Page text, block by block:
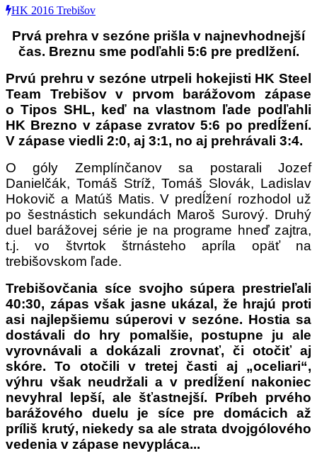
HK 2016 Trebišov
Prvá prehra v sezóne prišla v najnevhodnejší
čas. Breznu sme podľahli 5:6 pre predlžení.
Prvú prehru v sezóne utrpeli hokejisti HK Steel
Team Trebišov v prvom barážovom zápase
o Tipos SHL, keď na vlastnom ľade podľahli
HK Brezno v zápase zvratov 5:6 po predĺžení.
V zápase viedli 2:0, aj 3:1, no aj prehrávali 3:4.
O góly Zemplínčanov sa postarali Jozef
Danielčák, Tomáš Stríž, Tomáš Slovák, Ladislav
Hokovič a Matúš Matis. V predĺžení rozhodol už
po šestnástich sekundách Maroš Surový. Druhý
duel barážovej série je na programe hneď zajtra,
t.j. vo štvrtok štrnásteho apríla opäť na
trebišovskom ľade.
Trebišovčania síce svojho súpera prestrieľali
40:30, zápas však jasne ukázal, že hrajú proti
asi najlepšiemu súperovi v sezóne. Hostia sa
dostávali do hry pomalšie, postupne ju ale
vyrovnávali a dokázali zrovnať, či otočiť aj
skóre. To otočili v tretej časti aj „oceliari“,
výhru však neudržali a v predĺžení nakoniec
nevyhral lepší, ale šťastnejší. Príbeh prvého
barážového duelu je síce pre domácich až
príliš krutý, niekedy sa ale strata dvojgólového
vedenia v zápase nevypláca...